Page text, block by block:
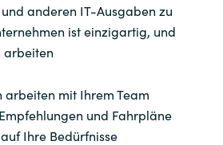
anderen IT-Ausgaben zu
ist einzigartig, und
arbeiten
arbeiten mit Ihrem Team
und Fahrpläne
Ihre Bedürfnisse